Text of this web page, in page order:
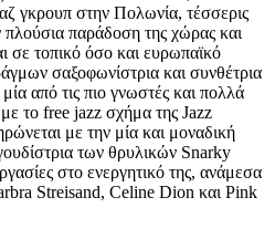
γκρουπ στην Πολωνία, τέσσερις
πλούσια παράδοση της χώρας και
σε τοπικό όσο και ευρωπαϊκό
σαξοφωνίστρια και συνθέτρια
από τις πιο γνωστές και πολλά
το free jazz σχήμα της Jazz
με την μία και μοναδική
των θρυλικών Snarky
στο ενεργητικό της, ανάμεσα
Streisand, Celine Dion και Pink